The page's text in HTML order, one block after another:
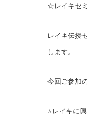
☆レイキセ
レイキ伝授
します。
今回ご参加
⭐️レイキに